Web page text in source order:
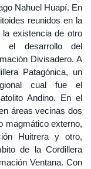
Nahuel Huapí. En
reunidos en la
la existencia de otro
el desarrollo del
Divisadero. A
Patagónica, un
cual fue el
Andino. En el
áreas vecinas dos
magmático externo,
Huitrera y otro,
de la Cordillera
Ventana. Con